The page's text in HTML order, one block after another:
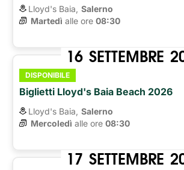
Lloyd's Baia, Salerno
Martedì alle ore 08:30
16 SETTEMBRE
DISPONIBILE
Biglietti Lloyd's Baia Beach 2026
Lloyd's Baia, Salerno
Mercoledì alle ore 08:30
17 SETTEMBRE